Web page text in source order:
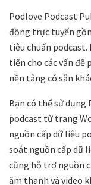
Podlove Podcast
đồng trực tuyến
tiêu chuẩn podcast.
tiến cho các vấn đề
nền tảng có sẵn
Bạn có thể sử dụng
podcast từ trang
nguồn cấp dữ liệu
soát nguồn cấp dữ
cũng hỗ trợ nguồn
âm thanh và video